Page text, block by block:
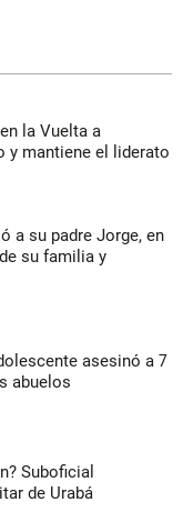
la Vuelta a
y mantiene el liderato
a su padre Jorge, en
su familia y
asesinó a 7
abuelos
Suboficial
de Urabá